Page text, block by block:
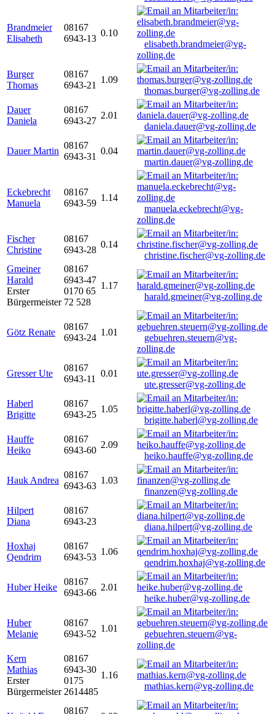
Brandmeier
Elisabeth
08167
6943-13
0.10
elisabeth.brandmeier@vg-
zolling.de
Burger
Thomas
08167
6943-21
1.09
thomas.burger@vg-zolling.de
Dauer
Daniela
08167
6943-27
2.01
daniela.dauer@vg-zolling.de
Dauer Martin
08167
6943-31
0.04
martin.dauer@vg-zolling.de
Eckebrecht
Manuela
08167
6943-59
1.14
manuela.eckebrecht@vg-
zolling.de
Fischer
Christine
08167
6943-28
0.14
christine.fischer@vg-zolling.de
Gmeiner
Harald
Erster
Bürgermeister
08167
6943-47
0170 65
72 528
1.17
harald.gmeiner@vg-zolling.de
Götz Renate
08167
6943-24
1.01
gebuehren.steuern@vg-
zolling.de
Gresser Ute
08167
6943-11
0.01
ute.gresser@vg-zolling.de
Haberl
Brigitte
08167
6943-25
1.05
brigitte.haberl@vg-zolling.de
Hauffe
Heiko
08167
6943-60
2.09
heiko.hauffe@vg-zolling.de
Hauk Andrea
08167
6943-63
1.03
finanzen@vg-zolling.de
Hilpert
Diana
08167
6943-23
diana.hilpert@vg-zolling.de
Hoxhaj
Qendrim
08167
6943-53
1.06
qendrim.hoxhaj@vg-zolling.de
Huber Heike
08167
6943-66
2.01
heike.huber@vg-zolling.de
Huber
Melanie
08167
6943-52
1.01
gebuehren.steuern@vg-
zolling.de
Kern
Mathias
Erster
Bürgermeister
08167
6943-30
0175
2614485
1.16
mathias.kern@vg-zolling.de
08167